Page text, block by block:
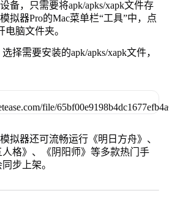
备，只需要将apk/apks/xapk文件存
拟器Pro的Mac菜单栏“工具”中，点
电脑文件夹。
择需要安装的apk/apks/xapk文件，
拟器还可流畅运行《明日方舟》、
人格》、《阴阳师》等多款热门手
步上架。